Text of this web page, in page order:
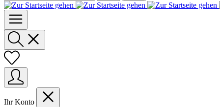
Ihr Konto